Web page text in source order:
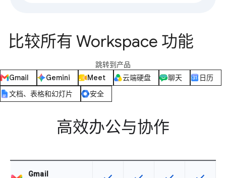
比较所有 Workspace 功能
跳转到产品
Gmail
Gemini Meet 云端硬盘 聊天
日历
文档、表格和幻灯片
安全
高效办公与协作
Gmail